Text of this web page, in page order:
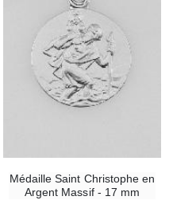
Médaille Saint Christophe en
Argent Massif - 17 mm
-30%
€10.00 €7.00
€12.00 €9.60